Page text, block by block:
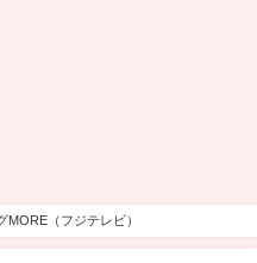
MORE（フジテレビ）